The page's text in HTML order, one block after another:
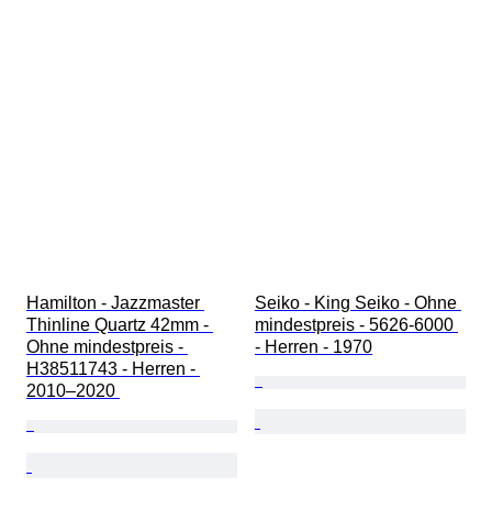
Hamilton - Jazzmaster
Thinline Quartz 42mm -
Ohne mindestpreis -
H38511743 - Herren -
2010–2020
Seiko - King Seiko - Ohne
mindestpreis - 5626-6000
- Herren - 1970